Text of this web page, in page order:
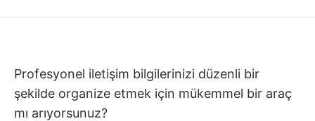
Profesyonel iletişim bilgilerinizi düzenli bir
şekilde organize etmek için mükemmel bir araç
mı arıyorsunuz?